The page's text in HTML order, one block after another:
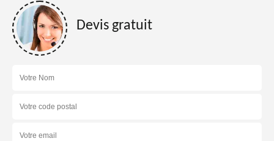
Devis gratuit